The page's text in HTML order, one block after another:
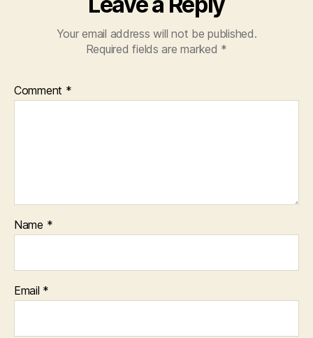
Your email address will not be published.
Required fields are marked *
Comment *
Name *
Email *